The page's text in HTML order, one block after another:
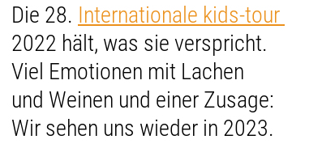
Die 28. Internationale kids-tour
2022 hält, was sie verspricht.
Viel Emotionen mit Lachen
und Weinen und einer Zusage:
Wir sehen uns wieder in 2023.